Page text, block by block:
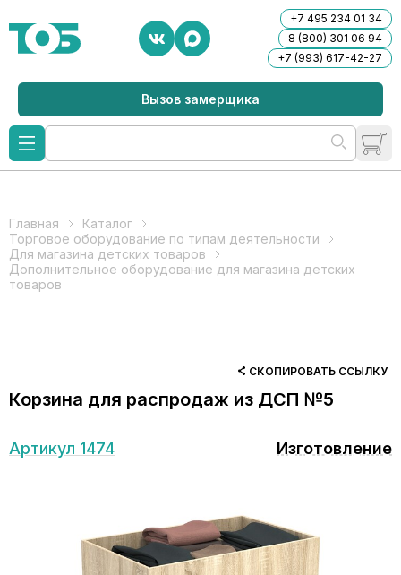
+7 495 234 01 34
8 (800) 301 06 94
+7 (993) 617-42-27
Вызов замерщика
Главная
Каталог
Торговое оборудование по типам деятельности
Для магазина детских товаров
Дополнительное оборудование для магазина детских
товаров
СКОПИРОВАТЬ ССЫЛКУ
Корзина для распродаж из ДСП №5
Артикул 1474 Изготовление